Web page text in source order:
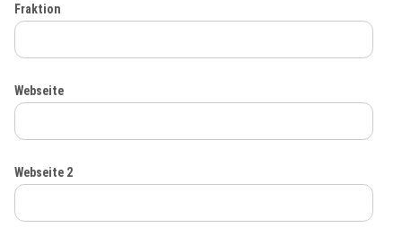
Fraktion
Webseite
Webseite 2